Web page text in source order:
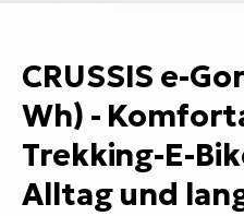
CRUSSIS e-
Wh) -
Trekking-E-
Alltag und